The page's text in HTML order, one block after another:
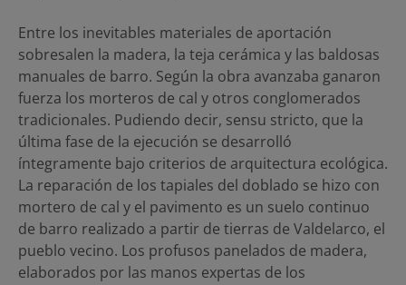
Entre los inevitables materiales de aportación
sobresalen la madera, la teja cerámica y las baldosas
manuales de barro. Según la obra avanzaba ganaron
fuerza los morteros de cal y otros conglomerados
tradicionales. Pudiendo decir, sensu stricto, que la
última fase de la ejecución se desarrolló
íntegramente bajo criterios de arquitectura ecológica.
La reparación de los tapiales del doblado se hizo con
mortero de cal y el pavimento es un suelo continuo
de barro realizado a partir de tierras de Valdelarco, el
pueblo vecino. Los profusos panelados de madera,
elaborados por las manos expertas de los